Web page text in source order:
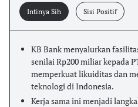
Intinya Sih Sisi Positif
KB Bank menyalurkan
senilai Rp200 miliar kepada
memperkuat likuiditas dan
teknologi di Indonesia.
Kerja sama ini menjadi